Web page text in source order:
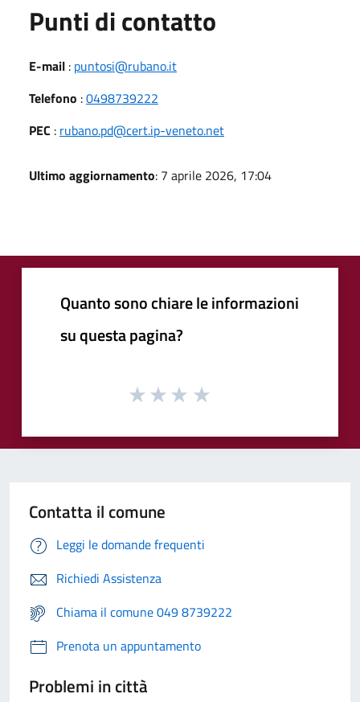
Punti di contatto
E-mail : puntosi@rubano.it
Telefono :0498739222
PEC : rubano.pd@cert.ip-veneto.net
Ultimo aggiornamento: 7 aprile 2026, 17:04
Quanto sono chiare le informazioni
su questa pagina?
Contatta il comune
Leggi le domande frequenti
Richiedi Assistenza
Chiama il comune 049 8739222
Prenota un appuntamento
Problemi in città